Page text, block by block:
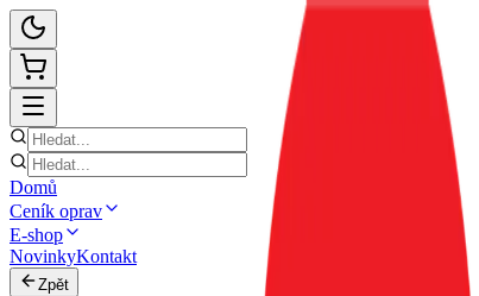
Domů
Ceník oprav
E-shop
NovinkyKontakt
Zpět